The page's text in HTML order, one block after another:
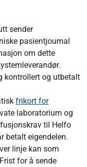
sender
pasientjournal
om dette
kontrollert og utbetalt
frikort for
laboratorium og
til Helfo
betalt eigendelen.
linje kan som
for å sende